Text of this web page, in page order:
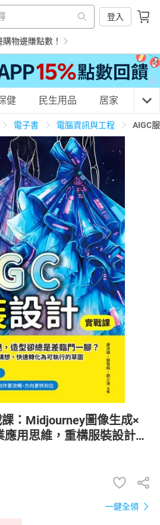
登入
物邊賺點數！
糕 養生保健
電 運動休閒 親子玩具
化妝保養 情趣用品
書
健 民生用品 居家 3C
電子書 電腦資訊與工程 AIGC
：Midjourney圖像生成×
用思維，重構服裝設計的
子書】
一鍵全領